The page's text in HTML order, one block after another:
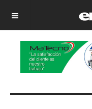
OFF CANVAS